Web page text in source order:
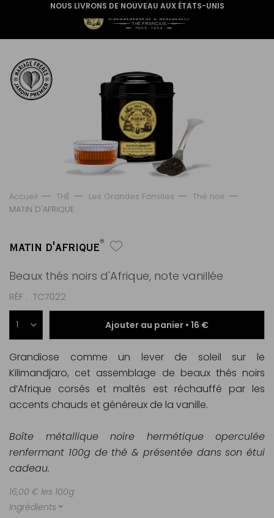
NOUS LIVRONS DE NOUVEAU AUX ÉTATS-UNIS
Accueil THÉ Les Grandes Familles
Thé noir
MATIN D'AFRIQUE
MATIN D'AFRIQUE®
Beaux thés noirs d'Afrique, note vanillée
RÉF TC7022
Ajouter au panier • 16 €
Grandiose comme un lever de soleil sur le
Kilimandjaro, cet assemblage de beaux thés noirs
d’Afrique corsés et maltés est réchauffé par les
accents chauds et généreux de la vanille.
Boîte métallique noire hermétique operculée
renfermant 100g de thé & présentée dans son étui
cadeau.
16,00 € les 100g
Ingrédients